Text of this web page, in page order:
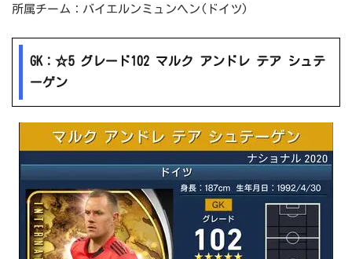
所属チーム：バイエルンミュンヘン(ドイツ)
GK：☆5 グレード102 マルク アンドレ テア シュテ
ーゲン